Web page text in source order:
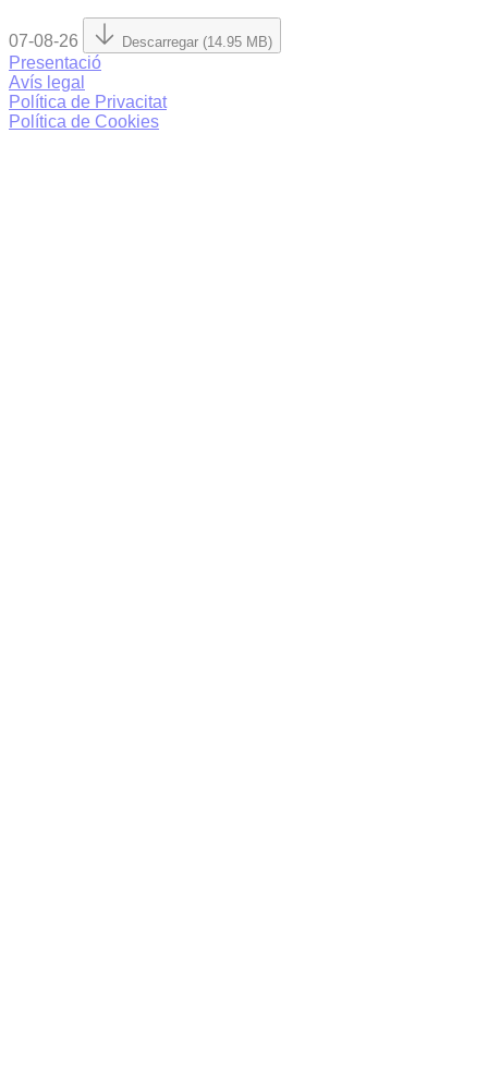
07-08-26 Descarregar (14.95 MB)
Presentació
Avís legal
Política de Privacitat
Política de Cookies